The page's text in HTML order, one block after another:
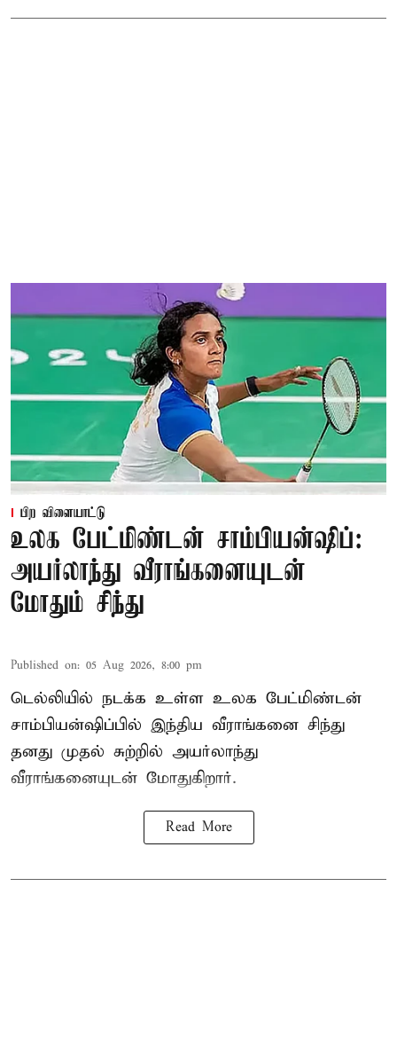
பிற விளையாட்டு
உலக பேட்மிண்டன் சாம்பியன்ஷிப்:
அயர்லாந்து வீராங்கனையுடன்
மோதும் சிந்து
Published on: 05 Aug 2026, 8:00 pm
டெல்லியில் நடக்க உள்ள உலக பேட்மிண்டன்
சாம்பியன்ஷிப்பில் இந்திய வீராங்கனை சிந்து
தனது முதல் சுற்றில் அயர்லாந்து
வீராங்கனையுடன் மோதுகிறார்.
Read More